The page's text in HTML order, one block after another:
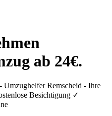
ab 24€.
Umzughelfer Remscheid - Ihre
Besichtigung ✓